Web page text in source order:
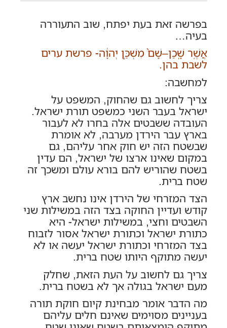
בפרשה זאת בעת יפתח, שוב התעוררה
בעיה…
אֲשֶׁ֤ר שָֽׁכַן–שָׁם֙ מִשְׁכַּ֣ן יְהוָ֔ה- פרשת ערים
לשבת בהן.
למחשבה:
צריך לחשוב גם שהחוק, המשפט על
ישראל בעבר השני כמשפט תורת ישראל.
העובדה ששבטים אלה בחרו לא לעבור
בארץ עבר הירדן מערבה, לא אומרת
שבשטח הזה יש חוק אחר עליהם, גם
במקום שאינו ארצו של ישראל, הם עדין
בשטח שהוריש להם בורא עולם ומשכך זה
שטח ברית.
הצד המזרחי של הירדן אינו נחשב ארץ
קודש ועדיין החוקה בצד הזה במשילות שני
השבטים וחצי, במשילות ישראל- היא
כתורת ישראל וכתורת ישראל אסור לזבוח
בצד המזרחי וכתורת ישראל יעשה או לא
יעשה מתוקף היותו שטח ברית.
צריך גם לחשוב על העת הזאת, שחלק
מעם ישראל בגולה אך לא בשטח ברית.
מה הדבר אומר מבחינת קיום חוקת תורה
בעניינים מסוימים שאינם חלים עליהם